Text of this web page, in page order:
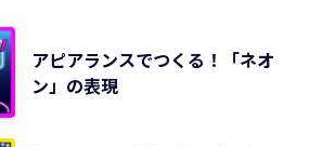
アピアランスでつくる！「ネオ
ン」の表現